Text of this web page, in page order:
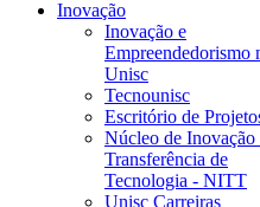
Inovação
Inovação e
Empreendedorismo
Unisc
Tecnounisc
Escritório de
Núcleo de Inovação
Transferência de
Tecnologia - NITT
Unisc Carreiras